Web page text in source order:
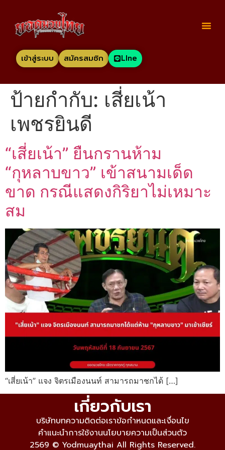
เข้าสู่ระบบ สมัครสมชิก LIne
ป้ายกำกับ: เสี่ยเน้า
เพชรยินดี
“เสี่ยเน้า” ยืนกรานห้าม
“กุหลาบขาว” เข้าสนามเด็ด
ขาด กรณีแสดงกิริยาไม่เหมาะ
สม
“เสี่ยเน้า” แจง จิตรเมืองนนท์ สามารถมาชกได้ […]
เกี่ยวกับเรา
บริษัทบทความติดต่อเราข้อกำหนดและเงื่อนไข
คำแนะนำการใช้งานนโยบายความเป็นส่วนตัว
2569 © Yodmuaythai All Rights Reserved.